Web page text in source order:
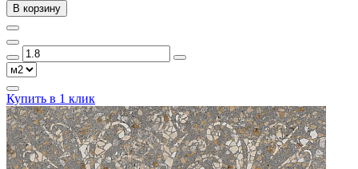
В корзину
Купить в 1 клик